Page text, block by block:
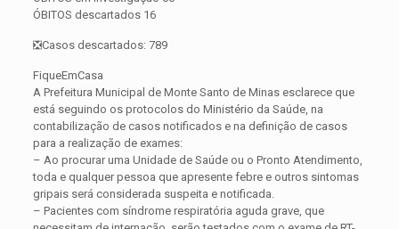
ÓBITOS descartados 16
❎Casos descartados: 789
FiqueEmCasa
A Prefeitura Municipal de Monte Santo de Minas esclarece que
está seguindo os protocolos do Ministério da Saúde, na
contabilização de casos notificados e na definição de casos
para a realização de exames:
– Ao procurar uma Unidade de Saúde ou o Pronto Atendimento,
toda e qualquer pessoa que apresente febre e outros sintomas
gripais será considerada suspeita e notificada.
– Pacientes com síndrome respiratória aguda grave, que